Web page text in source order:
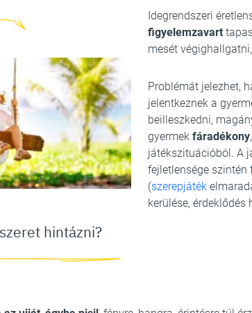
hintázni?
Idegrendszeri
figyelemzavart
mesét végighallgatni,
Problémát jelezhet,
jelentkeznek a
beilleszkedni,
gyermek fáradékony
játékszituációból. A
fejletlensége szintén
(szerepjáték
kerülése, érdeklődés